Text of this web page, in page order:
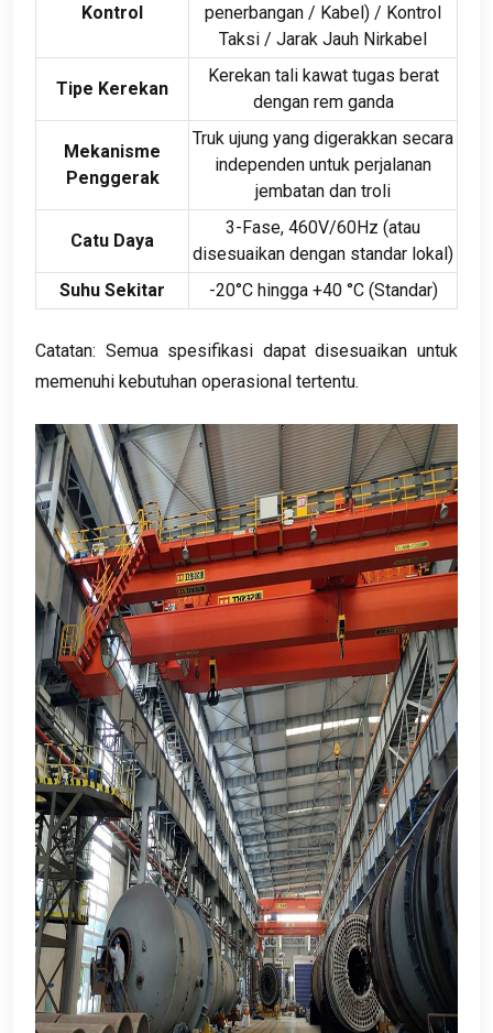
Kontrol
penerbangan / Kabel) / Kontrol
Taksi / Jarak Jauh Nirkabel
Tipe Kerekan
Kerekan tali kawat tugas berat
dengan rem ganda
Mekanisme
Penggerak
Truk ujung yang digerakkan secara
independen untuk perjalanan
jembatan dan troli
Catu Daya
3-Fase, 460V/60Hz (atau
disesuaikan dengan standar lokal)
Suhu Sekitar
-20°C hingga +40 °C (Standar)
Catatan: Semua spesifikasi dapat disesuaikan untuk
memenuhi kebutuhan operasional tertentu.